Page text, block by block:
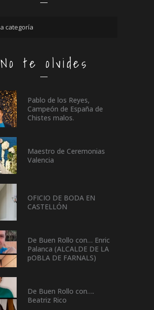
No te olvides
Pablo de los Reyes,
Campeón de España de
Chistes malos.
Maestro de Ceremonias
Valencia
OFICIO DE BODA EN
CASTELLÓN
De Buen Rollo con… Enric
Palanca (ALCALDE DE LA
pOBLA DE FARNALS)
De Buen Rollo con….
Beatriz Rico